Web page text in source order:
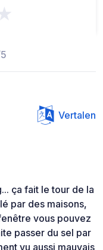
Vertalen
ça fait le tour de la
par des maisons,
vous pouvez
passer du sel par
vu aussi mauvais